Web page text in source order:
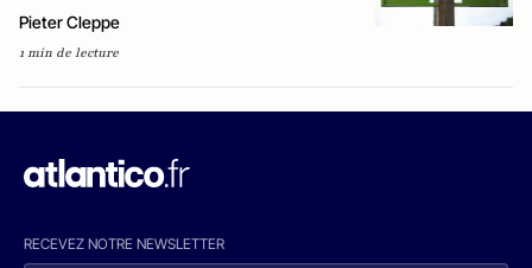
Pieter Cleppe
1 min de lecture
RECEVEZ NOTRE NEWSLETTER